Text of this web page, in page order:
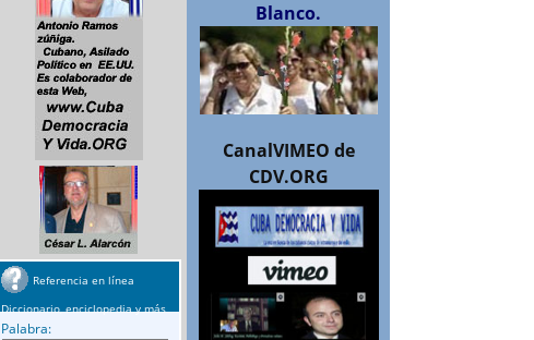
Referencia en línea
Diccionario, enciclopedia y más
Palabra:
Blanco.
CanalVIMEO de
CDV.ORG